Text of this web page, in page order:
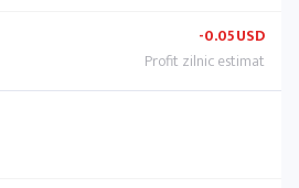
-0.05USD